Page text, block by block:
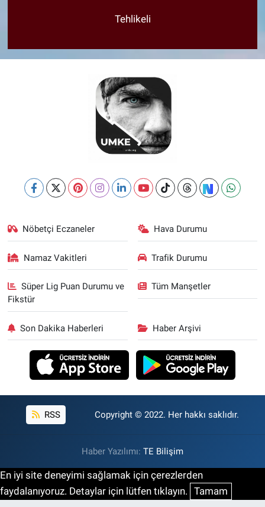
Tehlikeli
Nöbetçi Eczaneler Hava Durumu
Namaz Vakitleri Trafik Durumu
Süper Lig Puan Durumu ve
Fikstür
Tüm Manşetler
Son Dakika Haberleri Haber Arşivi
RSS Copyright © 2022. Her hakkı saklıdır.
Haber Yazılımı: TE Bilişim
En iyi site deneyimi sağlamak için çerezlerden
faydalanıyoruz. Detaylar için lütfen tıklayın. Tamam